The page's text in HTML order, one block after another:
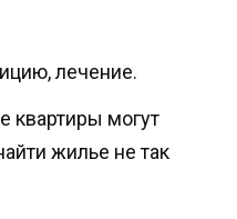
лечение.
могут
жилье не так